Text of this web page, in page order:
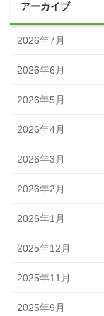
アーカイブ
2026年7月
2026年6月
2026年5月
2026年4月
2026年3月
2026年2月
2026年1月
2025年12月
2025年11月
2025年9月